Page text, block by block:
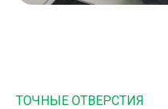
ТОЧНЫЕ ОТВЕРСТИЯ